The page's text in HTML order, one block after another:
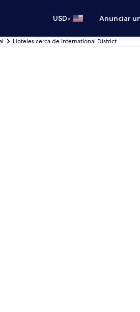
USD• Anunciar
Hoteles cerca de International District